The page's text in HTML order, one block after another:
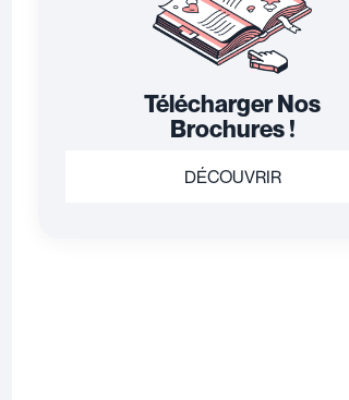
Télécharger Nos
Brochures !
DÉCOUVRIR